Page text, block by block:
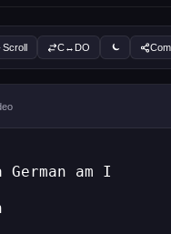
Scroll C↔DO
German am I